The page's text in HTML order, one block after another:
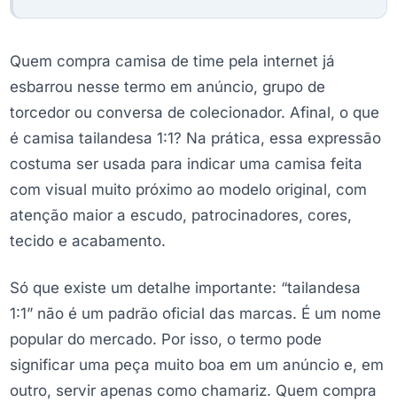
Quem compra camisa de time pela internet já
esbarrou nesse termo em anúncio, grupo de
torcedor ou conversa de colecionador. Afinal, o que
é camisa tailandesa 1:1? Na prática, essa expressão
costuma ser usada para indicar uma camisa feita
com visual muito próximo ao modelo original, com
atenção maior a escudo, patrocinadores, cores,
tecido e acabamento.
Só que existe um detalhe importante: “tailandesa
1:1” não é um padrão oficial das marcas. É um nome
popular do mercado. Por isso, o termo pode
significar uma peça muito boa em um anúncio e, em
outro, servir apenas como chamariz. Quem compra